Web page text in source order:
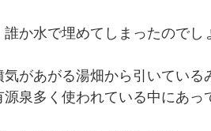
か水で埋めてしまったのでし
があがる湯畑から引いている
泉多く使われている中にあっ